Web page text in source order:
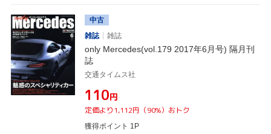
中古
雑誌
雑誌
only Mercedes(vol.179 2017年6月号) 隔月刊
誌
交通タイムス社
¥110円
定価より1,112円（90%）おトク
獲得ポイント 1P